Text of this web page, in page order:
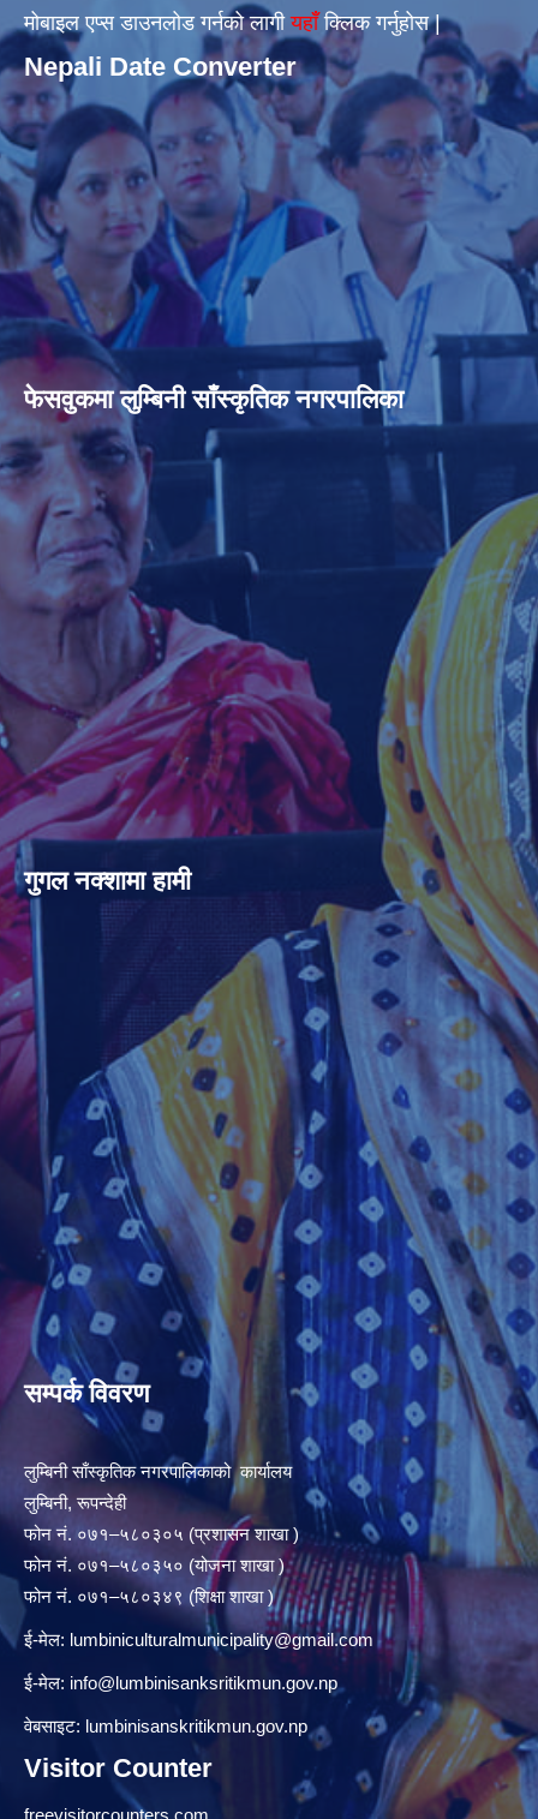
मोबाइल एप्स डाउनलोड गर्नको लागीयहाँँक्लिक गर्नुहोस |
Nepali Date Converter
फेसवुकमा लुम्बिनी साँस्कृतिक नगरपालिका
गुगल नक्शामा हामी
सम्पर्क विवरण
लुम्बिनी साँस्कृतिक नगरपालिकाको कार्यालय
लुम्बिनी, रूपन्देही
फोन नं. ०७१–५८०३०५ (प्रशासन शाखा )
फोन नं. ०७१–५८०३५० (योजना शाखा )
फोन नं. ०७१–५८०३४९ (शिक्षा शाखा )
ई-मेल: lumbiniculturalmunicipality@gmail.com
ई-मेल: info@lumbinisanksritikmun.gov.np
वेबसाइट: lumbinisanskritikmun.gov.np
Visitor Counter
freevisitorcounters.com